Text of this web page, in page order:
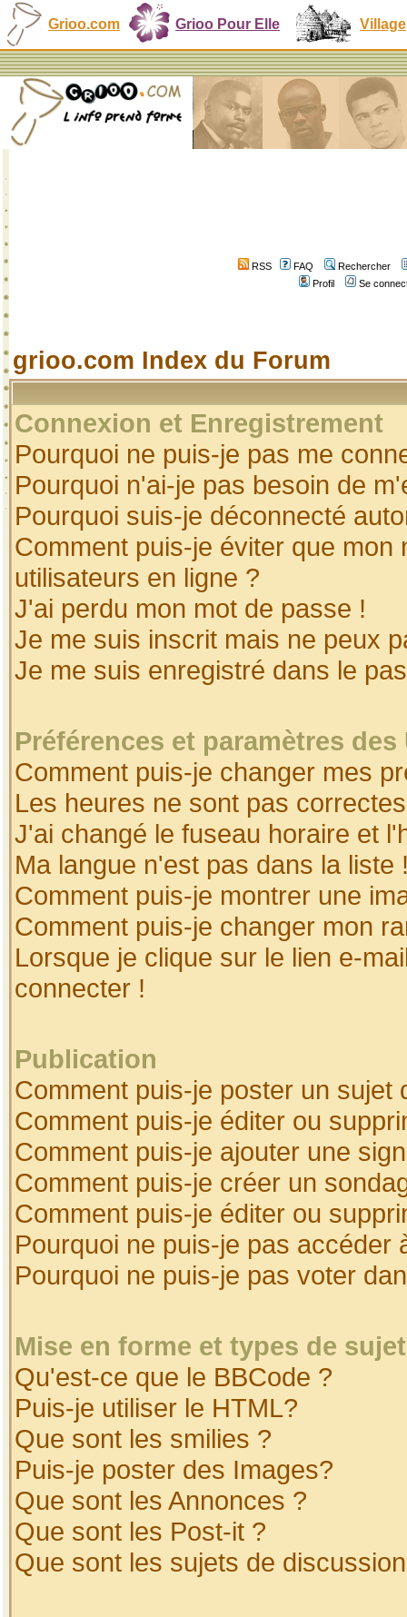
Grioo.com Grioo Pour Elle Village
RSS FAQ
Rechercher
Profil
Se
grioo.com Index du Forum
Connexion et Enregistrement
Pourquoi ne puis-je pas me
Pourquoi n'ai-je pas besoin de
Pourquoi suis-je déconnecté
Comment puis-je éviter que
utilisateurs en ligne ?
J'ai perdu mon mot de passe !
Je me suis inscrit mais ne peux
Je me suis enregistré dans le
Préférences et paramètres
Comment puis-je changer mes
Les heures ne sont pas
J'ai changé le fuseau horaire et
Ma langue n'est pas dans la liste
Comment puis-je montrer une
Comment puis-je changer mon
Lorsque je clique sur le lien e-
connecter !
Publication
Comment puis-je poster un sujet
Comment puis-je éditer ou
Comment puis-je ajouter une
Comment puis-je créer un
Comment puis-je éditer ou
Pourquoi ne puis-je pas accéder
Pourquoi ne puis-je pas voter
Mise en forme et types de
Qu'est-ce que le BBCode ?
Puis-je utiliser le HTML?
Que sont les smilies ?
Puis-je poster des Images?
Que sont les Annonces ?
Que sont les Post-it ?
Que sont les sujets de